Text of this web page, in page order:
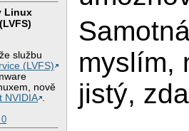
Linux
službu
(LVFS)
nově
NVIDIA .
myslím,
jistý,